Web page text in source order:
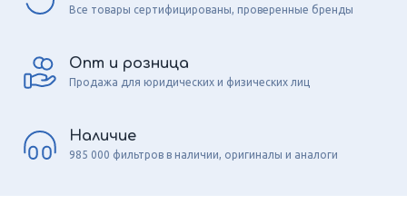
Все товары сертифицированы, проверенные бренды
Опт и розница
Продажа для юридических и физических лиц
Наличие
985 000 фильтров в наличии, оригиналы и аналоги